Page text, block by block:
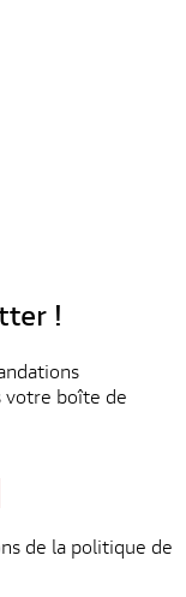
!
votre boîte de
de la politique de